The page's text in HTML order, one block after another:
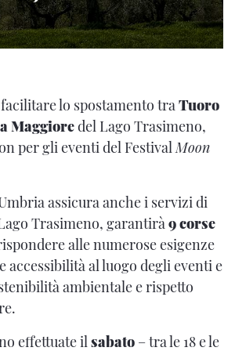
lo spostamento traTuoro
Maggioredel Lago Trasimeno,
per gli eventi del FestivalMoon
assicura anche i servizi di
Trasimeno, garantirà9 corse
alle numerose esigenze
accessibilità al luogo degli eventi e
ambientale e rispetto
effettuate ilsabato – tra le 18 e le